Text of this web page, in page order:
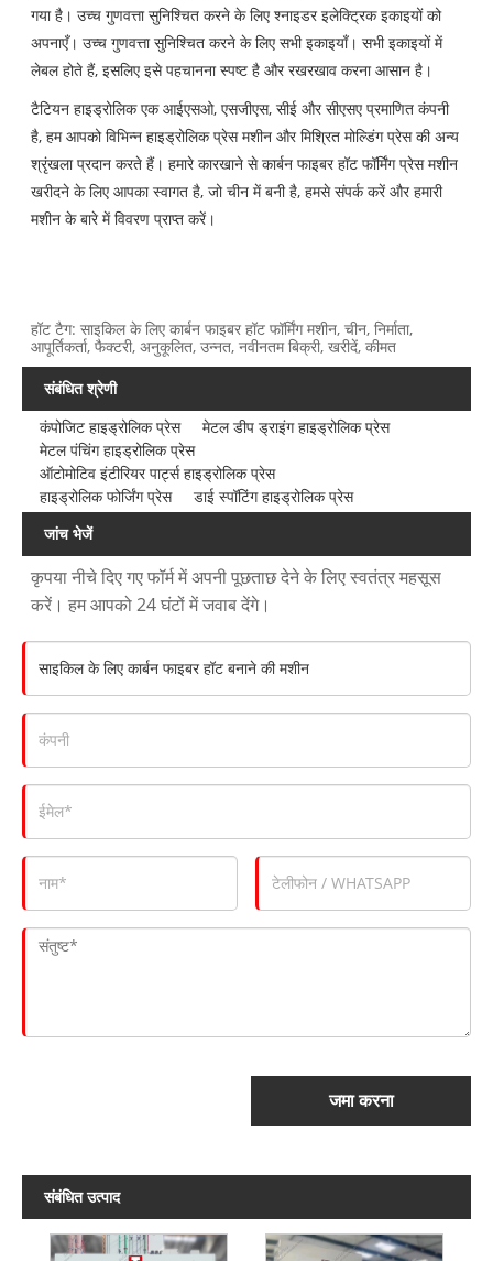
गया है। उच्च गुणवत्ता सुनिश्चित करने के लिए श्नाइडर इलेक्ट्रिक इकाइयों को
अपनाएँ। उच्च गुणवत्ता सुनिश्चित करने के लिए सभी इकाइयाँ। सभी इकाइयों में
लेबल होते हैं, इसलिए इसे पहचानना स्पष्ट है और रखरखाव करना आसान है।
टैटियन हाइड्रोलिक एक आईएसओ, एसजीएस, सीई और सीएसए प्रमाणित कंपनी
है, हम आपको विभिन्न हाइड्रोलिक प्रेस मशीन और मिश्रित मोल्डिंग प्रेस की अन्य
श्रृंखला प्रदान करते हैं। हमारे कारखाने से कार्बन फाइबर हॉट फॉर्मिंग प्रेस मशीन
खरीदने के लिए आपका स्वागत है, जो चीन में बनी है, हमसे संपर्क करें और हमारी
मशीन के बारे में विवरण प्राप्त करें।
हॉट टैग: साइकिल के लिए कार्बन फाइबर हॉट फॉर्मिंग मशीन, चीन, निर्माता,
आपूर्तिकर्ता, फैक्टरी, अनुकूलित, उन्नत, नवीनतम बिक्री, खरीदें, कीमत
संबंधित श्रेणी
कंपोजिट हाइड्रोलिक प्रेस
मेटल डीप ड्राइंग हाइड्रोलिक प्रेस
मेटल पंचिंग हाइड्रोलिक प्रेस
ऑटोमोटिव इंटीरियर पार्ट्स हाइड्रोलिक प्रेस
हाइड्रोलिक फोर्जिंग प्रेस
डाई स्पॉटिंग हाइड्रोलिक प्रेस
जांच भेजें
कृपया नीचे दिए गए फॉर्म में अपनी पूछताछ देने के लिए स्वतंत्र महसूस
करें। हम आपको 24 घंटों में जवाब देंगे।
जमा करना
संबंधित उत्पाद